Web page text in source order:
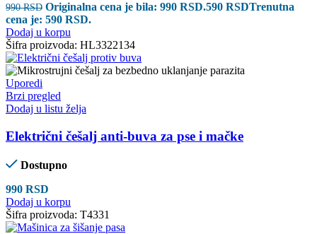
990RSD Originalna cena je bila: 990 RSD.590 RSDTrenutna
cena je: 590 RSD.
Dodaj u korpu
Šifra proizvoda: HL3322134
Uporedi
Brzi pregled
Dodaj u listu želja
Električni češalj anti-buva za pse i mačke
Dostupno
990 RSD
Dodaj u korpu
Šifra proizvoda: T4331